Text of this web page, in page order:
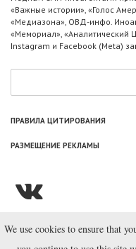
«Важные истории», «Голос
«Медиазона», ОВД-инфо.
«Мемориал», «Аналитический
Instagram и Facebook (Metа)
ПРАВИЛА ЦИТИРОВАНИЯ
РАЗМЕЩЕНИЕ РЕКЛАМЫ
© ООО
We use cookies to ensure that